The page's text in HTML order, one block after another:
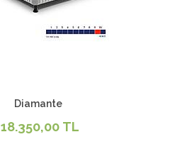
Diamante
18.350,00 TL